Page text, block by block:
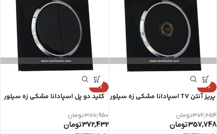
-4%
پریز آنتن TV اسپادانا مشکی زه سیلور
372,654تومان
357,748تومان
-4%
کلید دو پل اسپادانا مشکی زه سیلور
387,950تومان
372,432تومان